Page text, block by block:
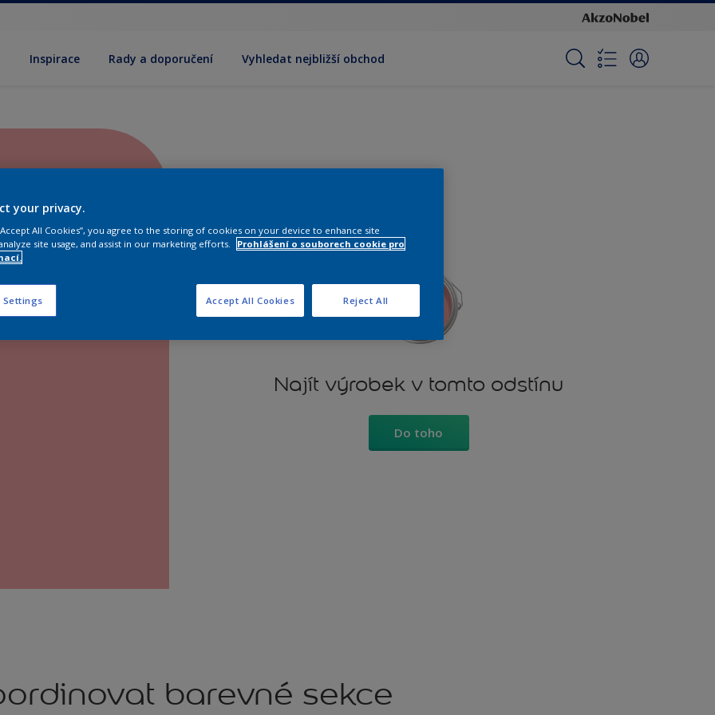
Inspirace Rady a doporučení Vyhledat nejbližší obchod
Najít výrobek v tomto odstínu
Do toho
barevné sekce
your privacy.
All Cookies”, you agree to the storing of cookies on your device to enhance site
site usage, and assist in our marketing efforts.
Prohlášení o souborech cookie pro
Settings Reject All
Accept All Cookies